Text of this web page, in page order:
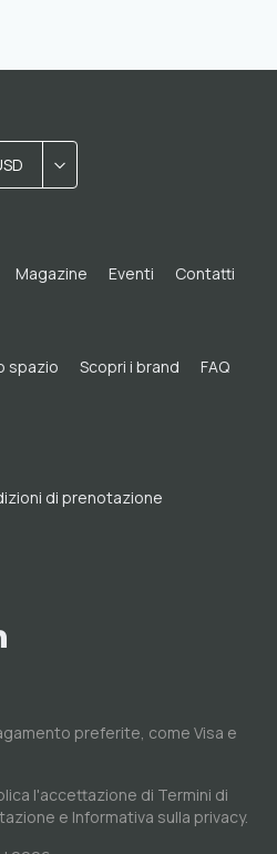
Magazine Eventi Contatti
spazio Scopri i brand
FAQ
di prenotazione
preferite, come Visa e
l'accettazione di Termini di
e Informativa sulla privacy.